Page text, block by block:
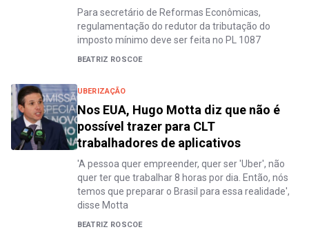
Para secretário de Reformas Econômicas,
regulamentação do redutor da tributação do
imposto mínimo deve ser feita no PL 1087
BEATRIZ ROSCOE
UBERIZAÇÃO
Nos EUA, Hugo Motta diz que não é
possível trazer para CLT
trabalhadores de aplicativos
'A pessoa quer empreender, quer ser 'Uber', não
quer ter que trabalhar 8 horas por dia. Então, nós
temos que preparar o Brasil para essa realidade',
disse Motta
BEATRIZ ROSCOE